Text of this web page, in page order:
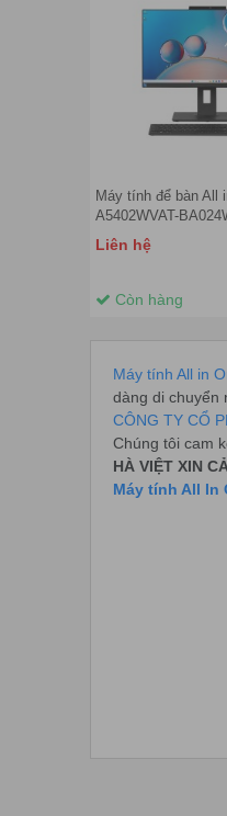
Máy tính để bàn All
A5402WVAT-
1340P | 16GB |
Xe | 23.8 inch FHD |
Liên hệ
Còn hàng
Máy tính All in
dàng di chuyển
CÔNG TY CỔ
Chúng tôi cam
HÀ VIỆT XIN
Máy tính All In